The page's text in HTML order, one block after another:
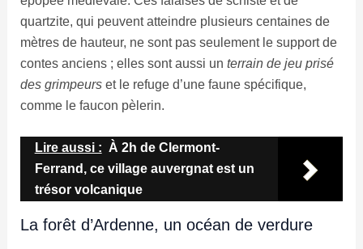
quartzite, qui peuvent atteindre plusieurs centaines de
mètres de hauteur, ne sont pas seulement le support de
contes anciens ; elles sont aussi un terrain de jeu prisé
des grimpeurset le refuge d’une faune spécifique,
comme le faucon pèlerin.
Lire aussi : À 2h de Clermont-
Ferrand, ce village auvergnat est un
trésor volcanique
La forêt d’Ardenne, un océan de verdure